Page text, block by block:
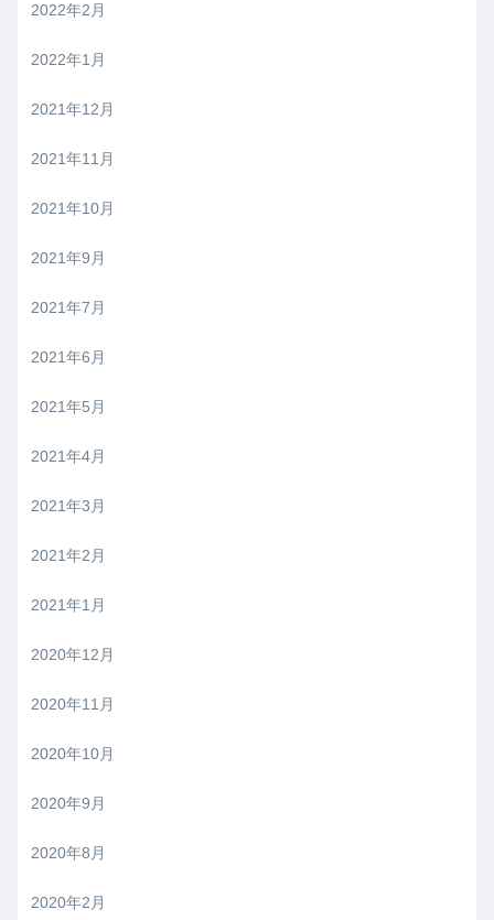
2022年2月
2022年1月
2021年12月
2021年11月
2021年10月
2021年9月
2021年7月
2021年6月
2021年5月
2021年4月
2021年3月
2021年2月
2021年1月
2020年12月
2020年11月
2020年10月
2020年9月
2020年8月
2020年2月